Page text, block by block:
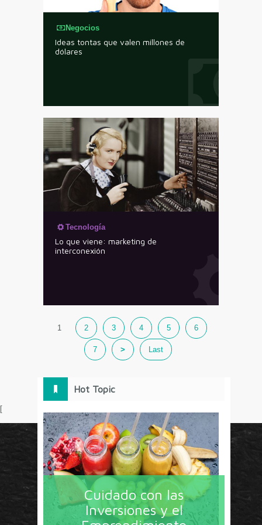
Negocios
Ideas tontas que valen millones de
dólares
Tecnología
Lo que viene: marketing de
interconexión
1 2 3 4 5 6
7 > Last
Hot Topic
Cuidado con las
Inversiones y el
[
Circulo Marketing concentra lo último en estrategias,
herramientas y tendencias con un enfoque en México
y América Latina. La revista contiene lo imprescindible
en tecnología, nuevas herramientas, liderazgo, redes
sociales y nuevas ideas en marketing. Los contenidos